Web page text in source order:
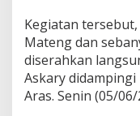
Kegiatan
Mateng dan
diserahkan
Askary didampingi
Aras. Senin (05/06/